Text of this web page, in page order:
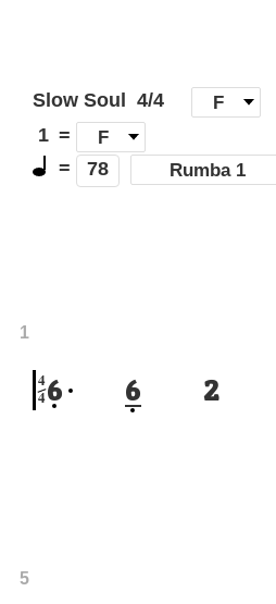
Slow Soul 4/4 F
]
1 =
=
78 Rumba 1)
6 6 2
4
4
1
5